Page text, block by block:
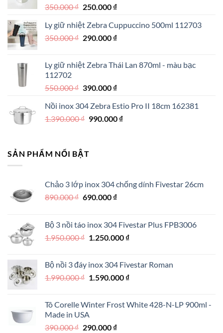
550.000 ₫.
350.000₫ Giá
là:
350.000 ₫.
250.000 ₫Giá
tại
là:
Ly giữ nhiệt Zebra Cuppuccino 500ml 112703
350.000₫ Giá
350.000 ₫.
290.000 ₫Giá
là:
Ly giữ nhiệt Zebra Thái Lan 870ml - màu bạc
112702
550.000₫ Giá
là:
550.000 ₫.
390.000 ₫Giá
tại
là:
Nồi inox 304 Zebra Estio Pro II 18cm 162381
1.390.000₫ Giá
1.390.000 ₫.
990.000 ₫Giá
SẢN PHẨM NỔI BẬT
Chảo 3 lớp inox 304 chống dính Fivestar 26cm
890.000₫ Giá
890.000 ₫.
690.000 ₫Giá
là:
690.000 ₫.
Bộ 3 nồi táo inox 304 Fivestar Plus FPB3006
1.950.000₫ Giá
1.950.000 ₫.
1.250.000 ₫Giá
là:
1.250.000 ₫.
Bộ nồi 3 đáy inox 304 Fivestar Roman
1.990.000₫ Giá
1.990.000 ₫.
1.590.000 ₫Giá
là:
Tô Corelle Winter Frost White 428-N-LP 900ml -
Made in USA
390.000₫ Giá
290.000 ₫Giá